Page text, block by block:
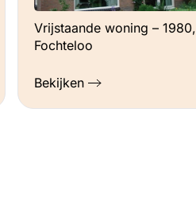
Vrijstaande woning – 1980,
Fochteloo
Bekijken